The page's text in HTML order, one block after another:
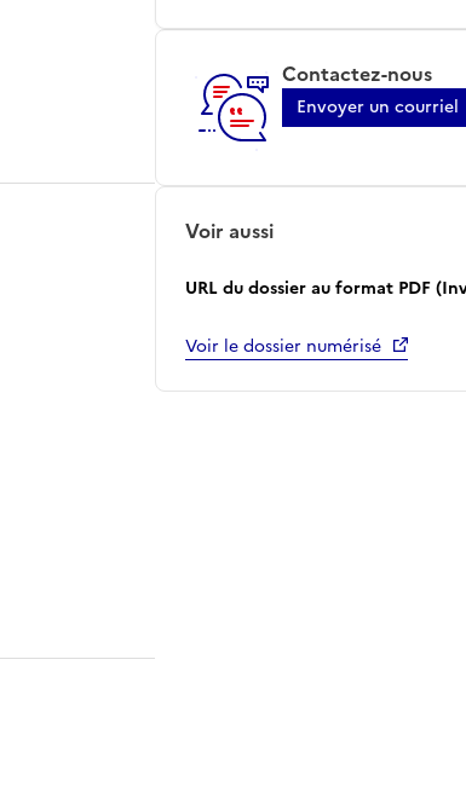
Contactez-nous
Envoyer un courriel
Voir aussi
URL du dossier au format PDF
Voir le dossier numérisé